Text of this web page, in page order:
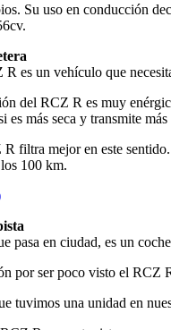
Su uso en conducción
es un vehículo que
del RCZ R es muy
más seca y transmite
filtra mejor en este
100 km.
pasa en ciudad, es un
por ser poco visto el RCZ
tuvimos una unidad en